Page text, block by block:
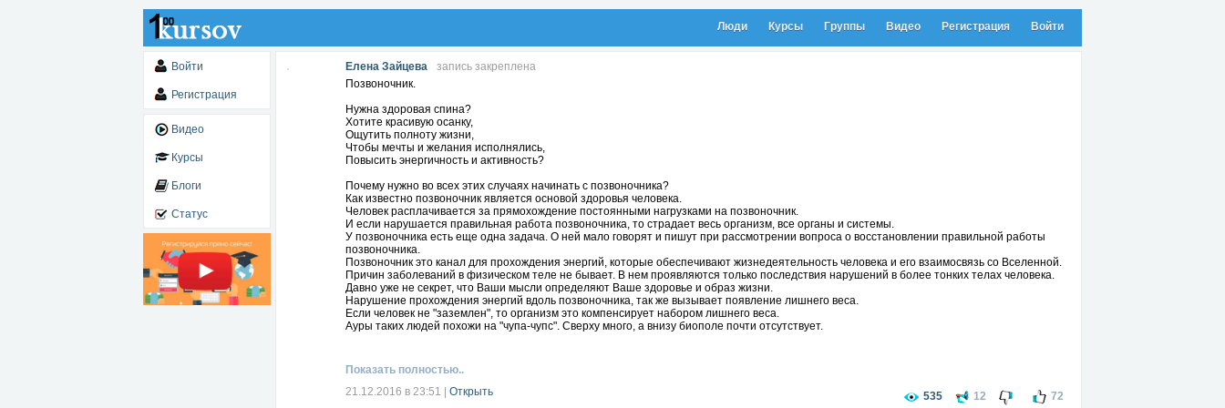
Люди Курсы Группы Видео Регистрация Войти
Войти
Регистрация
Видео
Курсы
Блоги
Статус
Елена Зайцева
запись закреплена
Позвоночник.
Нужна здоровая спина?
Хотите красивую осанку,
Ощутить полноту жизни,
Чтобы мечты и желания исполнялись,
Повысить энергичность и активность?
Почему нужно во всех этих случаях начинать с позвоночника?
Как известно позвоночник является основой здоровья человека.
Человек расплачивается за прямохождение постоянными нагрузками на позвоночник.
И если нарушается правильная работа позвоночника, то страдает весь организм, все органы и системы.
У позвоночника есть еще одна задача. О ней мало говорят и пишут при рассмотрении вопроса о восстановлении правильной работы
позвоночника.
Позвоночник это канал для прохождения энергий, которые обеспечивают жизнедеятельность человека и его взаимосвязь со Вселенной.
Причин заболеваний в физическом теле не бывает. В нем проявляются только последствия нарушений в более тонких телах человека.
Давно уже не секрет, что Ваши мысли определяют Ваше здоровье и образ жизни.
Нарушение прохождения энергий вдоль позвоночника, так же вызывает появление лишнего веса.
Если человек не "заземлен", то организм это компенсирует набором лишнего веса.
Ауры таких людей похожи на "чупа-чупс". Сверху много, а внизу биополе почти отсутствует.
Таким людям тяжело действовать, хотя планов в голове возникает огромное количество, но перейти от слов к делу им очень трудно.
Постоянно преследует лень во всех вопросах. Даже если такие люди пользуются афирмациями, мудрами, медитациями, то эти методы
работают у них только на половину.
Биоэнергетическая работа с позвоночником не заменяет физические упражнения и поход к мануальному специалисту.
Показать полностью..
21.12.2016 в 23:51
Открыть 535 12 72